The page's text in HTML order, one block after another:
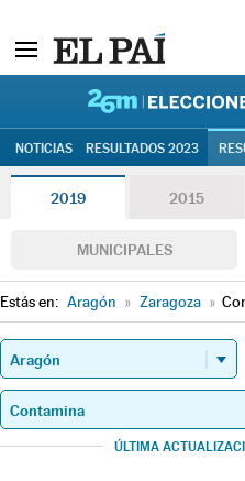
NOTICIAS RESULTADOS 2023
2019 2015
MUNICIPALES
Estás en: Aragón » Zaragoza »
ÚLTIMA